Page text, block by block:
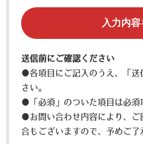
送信前にご確認ください
●各項目にご記入のうえ、「送
さい。
●「必須」のついた項目は必須
●お問い合わせ内容により、ご
合もございますので、予めご了